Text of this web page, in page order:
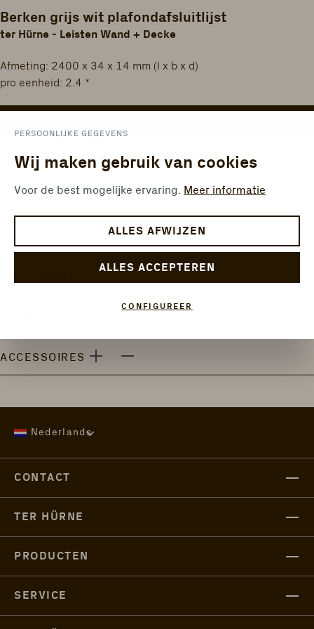
Berken grijs wit plafondafsluitlijst
ter Hürne - Leisten Wand + Decke
Afmeting: 2400 x 34 x 14 mm (l x b x d)
pro eenheid: 2.4 *
OPPERVLAKTECALCULATOR VERGELIJKEN
ACCESSOIRES
Nederlands
CONTACT
TER HÜRNE
PRODUCTEN
SERVICE
PERSOONLIJKE GEGEVENS
Wij maken gebruik van cookies
Voor de best mogelijke ervaring. Meer informatie
ALLES AFWIJZEN
ALLES ACCEPTEREN
CONFIGUREER